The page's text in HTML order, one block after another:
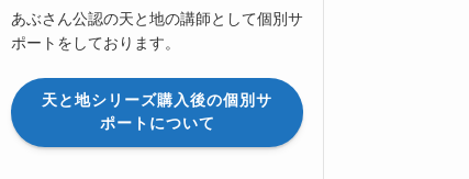
あぶさん公認の天と地の講師として個別サ
ポートをしております。
天と地シリーズ購入後の個別サ
ポートについて